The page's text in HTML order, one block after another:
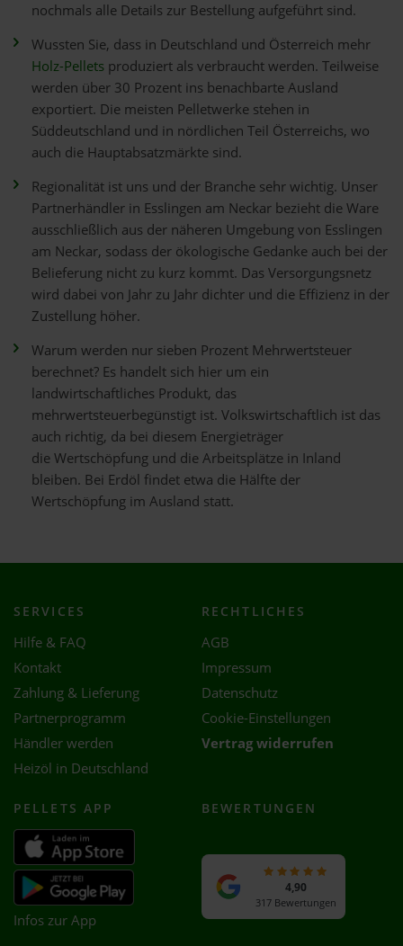
nochmals alle Details zur Bestellung aufgeführt sind.
Wussten Sie, dass in Deutschland und Österreich mehr
Holz-Pellets produziert als verbraucht werden. Teilweise
werden über 30 Prozent ins benachbarte Ausland
exportiert. Die meisten Pelletwerke stehen in
Süddeutschland und in nördlichen Teil Österreichs, wo
auch die Hauptabsatzmärkte sind.
Regionalität ist uns und der Branche sehr wichtig. Unser
Partnerhändler in Esslingen am Neckar bezieht die Ware
ausschließlich aus der näheren Umgebung von Esslingen
am Neckar, sodass der ökologische Gedanke auch bei der
Belieferung nicht zu kurz kommt. Das Versorgungsnetz
wird dabei von Jahr zu Jahr dichter und die Effizienz in der
Zustellung höher.
Warum werden nur sieben Prozent Mehrwertsteuer
berechnet? Es handelt sich hier um ein
landwirtschaftliches Produkt, das
mehrwertsteuerbegünstigt ist. Volkswirtschaftlich ist das
auch richtig, da bei diesem Energieträger
die Wertschöpfung und die Arbeitsplätze in Inland
bleiben. Bei Erdöl findet etwa die Hälfte der
Wertschöpfung im Ausland statt.
SERVICES
Hilfe & FAQ
Kontakt
Zahlung & Lieferung
Partnerprogramm
Händler werden
Heizöl in Deutschland
RECHTLICHES
AGB
Impressum
Datenschutz
Cookie-Einstellungen
Vertrag widerrufen
PELLETS APP
Infos zur App
BEWERTUNGEN
4,90
317 Bewertungen